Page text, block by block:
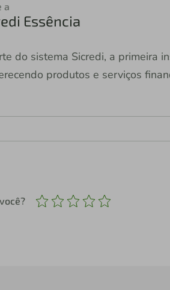
a
Essência
do sistema Sicredi, a primeira
produtos e serviços